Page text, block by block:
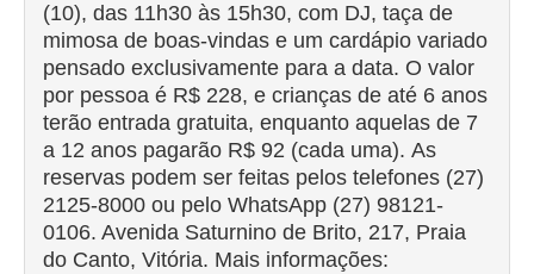
(10), das 11h30 às 15h30, com DJ, taça de
mimosa de boas-vindas e um cardápio variado
pensado exclusivamente para a data. O valor
por pessoa é R$ 228, e crianças de até 6 anos
terão entrada gratuita, enquanto aquelas de 7
a 12 anos pagarão R$ 92 (cada uma). As
reservas podem ser feitas pelos telefones (27)
2125-8000 ou pelo WhatsApp (27) 98121-
0106. Avenida Saturnino de Brito, 217, Praia
do Canto, Vitória. Mais informações: